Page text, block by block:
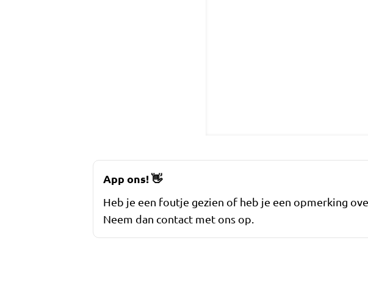
App ons!👋
Heb je een foutje gezien of heb je een opmerking
Neem dan contact met ons op.